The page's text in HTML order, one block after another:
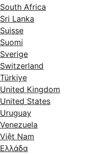
South Africa
Sri Lanka
Suisse
Suomi
Sverige
Switzerland
Türkiye
United Kingdom
United States
Uruguay
Venezuela
Việt Nam
Ελλάδα